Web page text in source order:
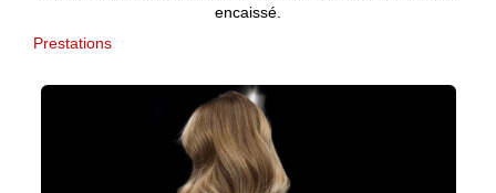
encaissé.
Prestations